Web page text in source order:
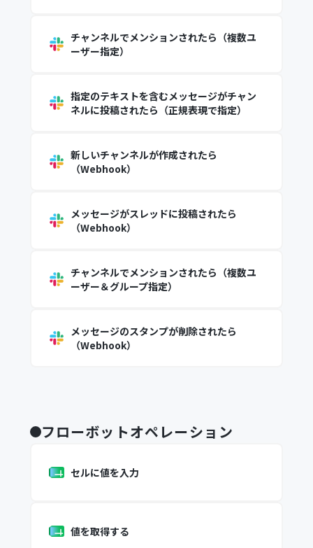
チャンネルでメンションされたら（複数ユ
ーザー指定）
指定のテキストを含むメッセージがチャン
ネルに投稿されたら（正規表現で指定）
新しいチャンネルが作成されたら
（Webhook）
メッセージがスレッドに投稿されたら
（Webhook）
チャンネルでメンションされたら（複数ユ
ーザー＆グループ指定）
メッセージのスタンプが削除されたら
（Webhook）
フローボットオペレーション
セルに値を入力
値を取得する